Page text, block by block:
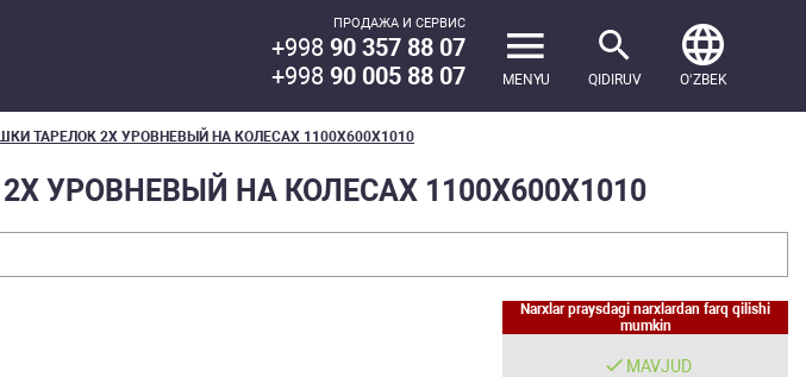
ПРОДАЖА И СЕРВИС
+998 90 357 88 07
+998 90 005 88 07 MENYU QIDIRUV OʻZBEK
ТАРЕЛОК 2Х УРОВНЕВЫЙ НА КОЛЕСАХ 1100Х600Х1010
НА КОЛЕСАХ 1100Х600Х1010
Narxlar praysdagi narxlardan farq qilishi
mumkin
MAVJUD